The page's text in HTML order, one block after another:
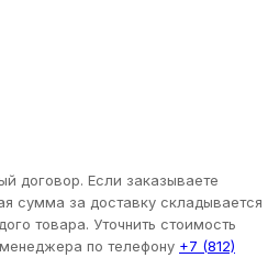
договор. Если заказываете
сумма за доставку складывается
товара. Уточнить стоимость
по телефону +7 (812)